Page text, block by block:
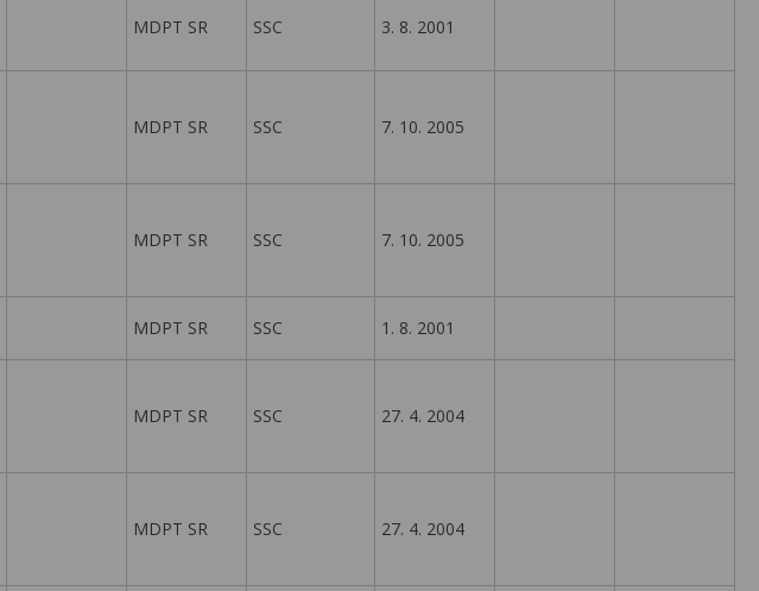
MDPT SR SSC 3. 8. 2001
MDPT SR SSC 7. 10. 2005
MDPT SR SSC 7. 10. 2005
MDPT SR SSC 1. 8. 2001
MDPT SR SSC 27. 4. 2004
MDPT SR SSC 27. 4. 2004